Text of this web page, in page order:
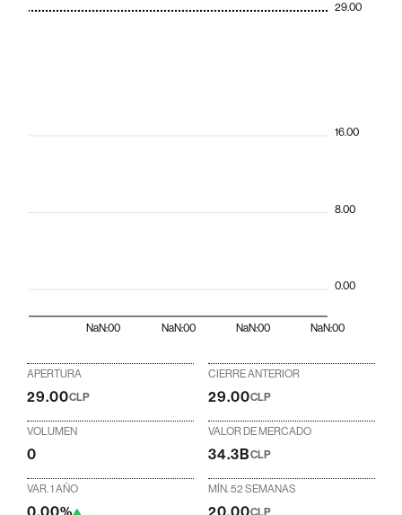
NaN:00 NaN:00 NaN:00 NaN:00
0.00
8.00
16.00
29.00
APERTURA
29.00CLP
CIERRE ANTERIOR
29.00CLP
VOLUMEN
0
VALOR DE MERCADO
34.3BCLP
VAR. 1 AÑO MÍN. 52 SEMANAS
CLP